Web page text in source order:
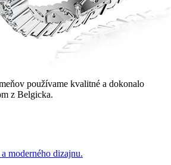
moderného dizajnu.
používame kvalitné a dokonalo
z Belgicka.